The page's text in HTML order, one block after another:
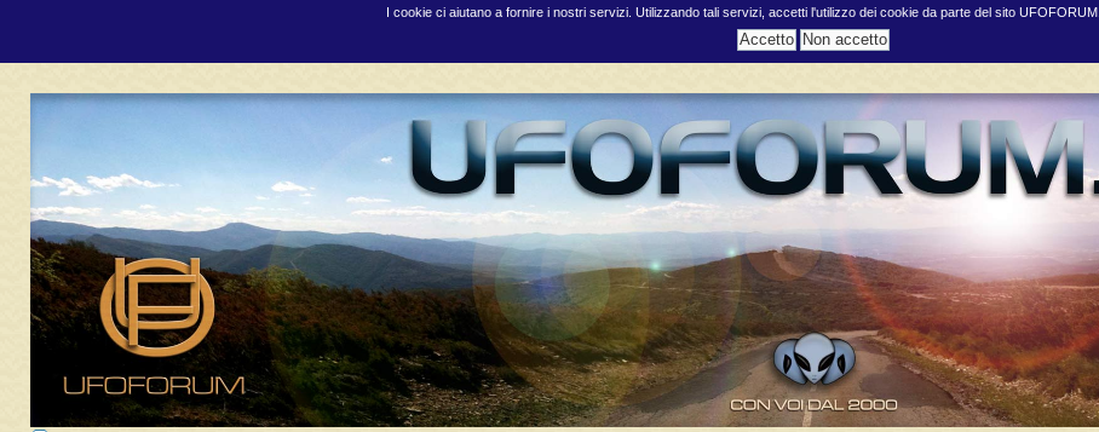
I cookie ci aiutano a fornire i nostri servizi. Utilizzando tali servizi, accetti l'utilizzo dei cookie da parte del sito UFOFORUM.